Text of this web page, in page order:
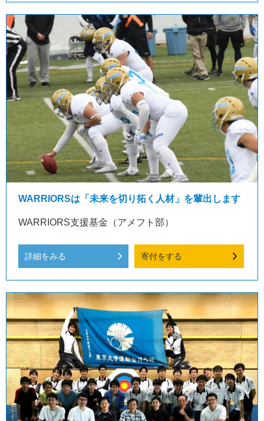
WARRIORSは「未来を切り拓く人材」を輩出します
WARRIORS支援基金（アメフト部）
詳細をみる 寄付をする